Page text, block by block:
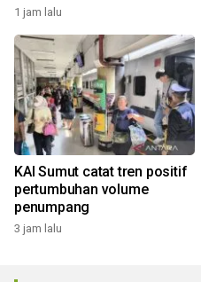
1 jam lalu
KAI Sumut catat tren positif
pertumbuhan volume
penumpang
3 jam lalu